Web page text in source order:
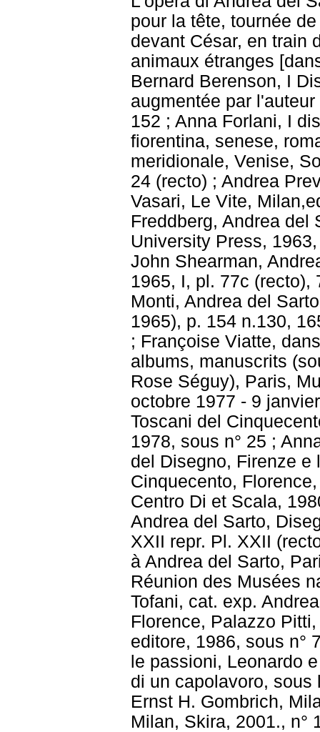
pour la tête, tournée
devant César, en train
animaux étranges
Bernard Berenson, I
augmentée par
152 ; Anna Forlani, I
fiorentina, senese,
meridionale, Venise,
24 (recto) ; Andrea
Vasari, Le Vite,
Freddberg, Andrea del
University Press,
John Shearman,
1965, I, pl. 77c (recto),
Monti, Andrea del
1965), p. 154 n.130,
; Françoise Viatte,
albums, manuscrits
Rose Séguy), Paris,
octobre 1977 - 9
Toscani del
1978, sous n° 25 ;
del Disegno, Firenze e
Cinquecento,
Centro Di et Scala,
Andrea del Sarto,
XXII repr. Pl. XXII
à Andrea del Sarto,
Réunion des Musées
Tofani, cat. exp.
Florence, Palazzo
editore, 1986, sous n°
le passioni, Leonardo
di un capolavoro, sous
Ernst H. Gombrich,
Milan, Skira, 2001., n°